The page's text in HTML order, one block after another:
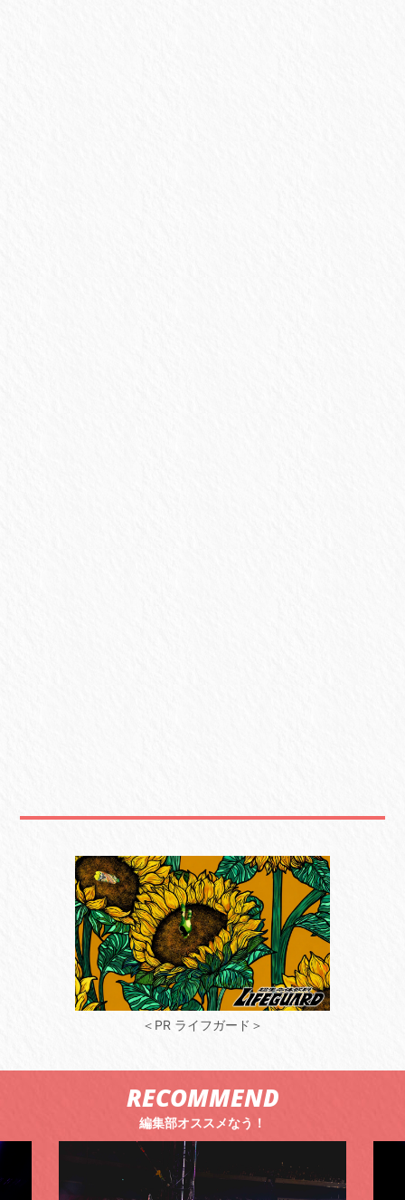
＜PR ライフガード＞
RECOMMEND
編集部オススメなう！